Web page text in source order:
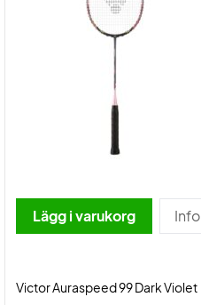
Lägg i varukorg Info
Victor Auraspeed 99 Dark Violet